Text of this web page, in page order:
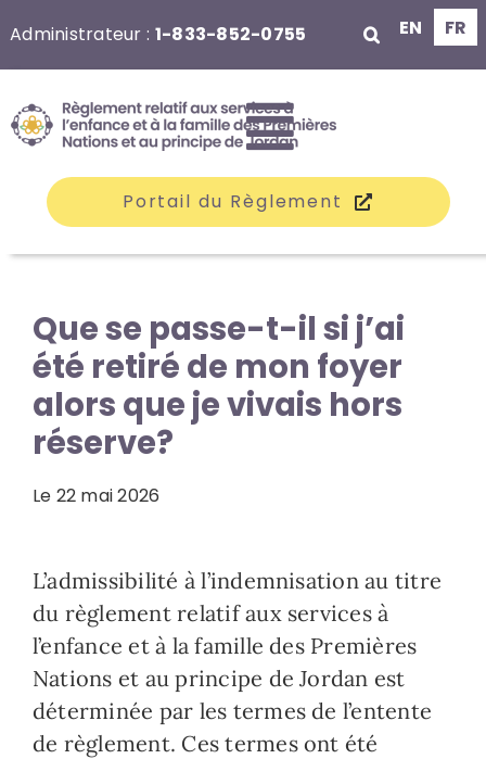
au
contenu
Administrateur : 1-833-852-0755 EN FR
Toggle
Réclamations
Nouvelles
Contactez-nous
Portail du Règlement
Que se passe-t-il si j’ai
été retiré de mon foyer
alors que je vivais hors
réserve?
Le 22 mai 2026
L’admissibilité à l’indemnisation au titre
du règlement relatif aux services à
l’enfance et à la famille des Premières
Nations et au principe de Jordan est
déterminée par les termes de l’entente
de règlement. Ces termes ont été